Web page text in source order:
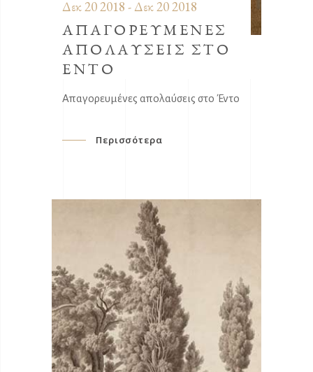
Δεκ 20 2018 - Δεκ 20 2018
ΑΠΑΓΟΡΕΥΜΕΝΕΣ
ΑΠΟΛΑΥΣΕΙΣ ΣΤΟ
ΕΝΤΟ
Απαγορευμένες απολαύσεις στο Έντο
Περισσότερα